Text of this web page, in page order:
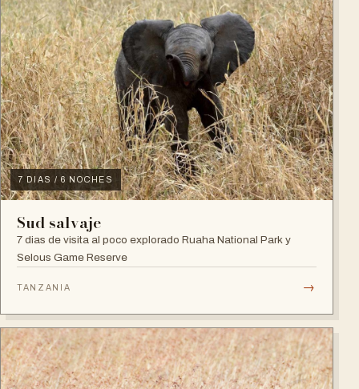
7 DIAS / 6 NOCHES
Sud salvaje
7 dias de visita al poco explorado Ruaha National Park y
Selous Game Reserve
TANZANIA →